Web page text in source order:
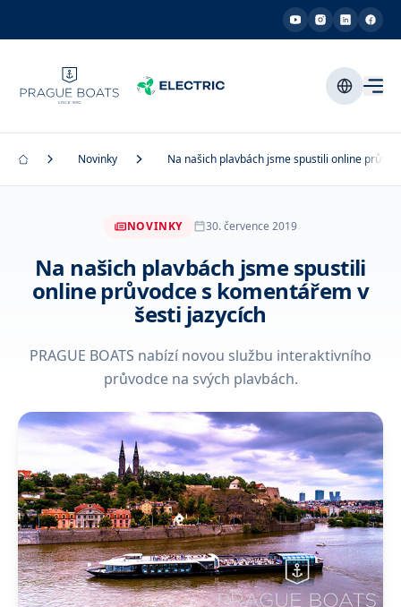
Novinky Na našich plavbách jsme spustili online
NOVINKY 30. července 2019
Na našich plavbách jsme spustili
online průvodce s komentářem v
šesti jazycích
PRAGUE BOATS nabízí novou službu interaktivního
průvodce na svých plavbách.